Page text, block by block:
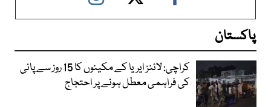
پاکستان
کراچی: لائنز ایریا کے مکینوں کا 15 روز سے پانی
کی فراہمی معطل ہونے پر احتجاج